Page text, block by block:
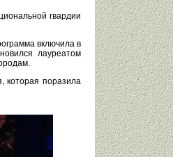
гвардии
включила в
лауреатом
которая поразила